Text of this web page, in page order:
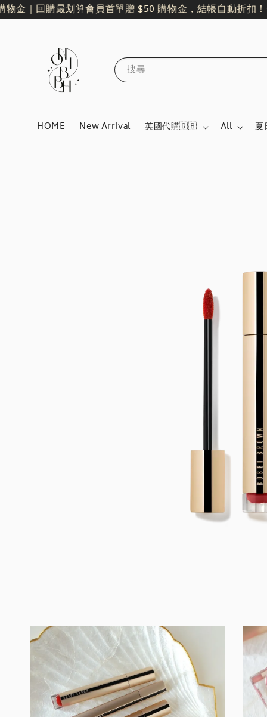
回購最划算會員首單贈 $50 購物金，結帳自動折扣！全
搜尋
HOME New Arrival 英國代購🇬🇧 All 夏